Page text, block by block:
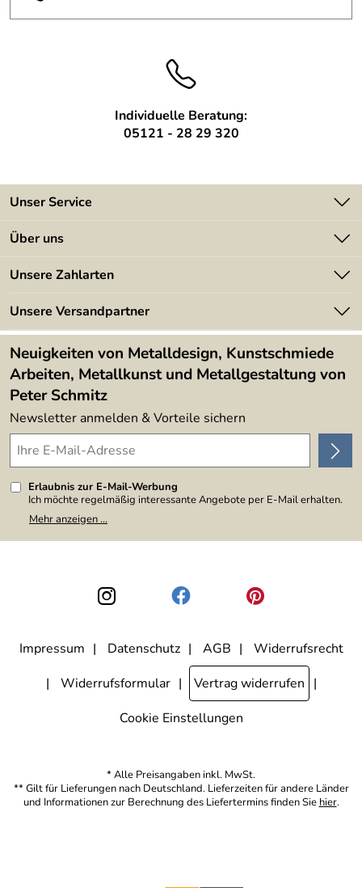
Individuelle Beratung:
05121 - 28 29 320
Unser Service
Kontakt
Kundeninformationen
Newsletter
Lieferbedingungen
Über uns
Angebote
Kundenbewertungen (394)
4,9/5
Unsere Zahlarten
Unsere Versandpartner
Neuigkeiten von Metalldesign, Kunstschmiede
Arbeiten, Metallkunst und Metallgestaltung von
Peter Schmitz
Newsletter anmelden & Vorteile sichern
Erlaubnis zur E-Mail-Werbung
Ich möchte regelmäßig interessante Angebote per E-Mail erhalten.
Meine E-Mail-Adresse wird nicht an andere Unternehmen
weitergegeben. Zu statistischen Zwecken wird in anonymer Form
den Link "Abmelden" am Ende des Newsletters anklicke. Die
Datenschutzerklärung
habe ich zur Kenntnis genommen.
Mehr anzeigen ...
Impressum Datenschutz AGB
Widerrufsrecht
Widerrufsformular
Vertrag widerrufen
Cookie Einstellungen
* Alle Preisangaben inkl. MwSt.
** Gilt für Lieferungen nach Deutschland. Lieferzeiten für andere Länder
und Informationen zur Berechnung des Liefertermins finden Sie hier.